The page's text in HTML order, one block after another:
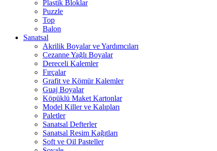
Plastik Bloklar
Puzzle
Top
Balon
Sanatsal
Akrilik Boyalar ve Yardımcıları
Cezanne Yağlı Boyalar
Dereceli Kalemler
Fırçalar
Grafit ve Kömür Kalemler
Guaj Boyalar
Köpüklü Maket Kartonlar
Model Killer ve Kalıpları
Paletler
Sanatsal Defterler
Sanatsal Resim Kağıtları
Soft ve Oil Pasteller